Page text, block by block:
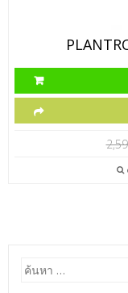
ค้นหา
สำหรับ: